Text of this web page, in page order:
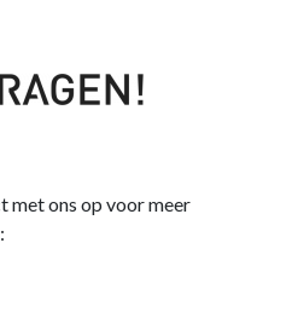
met ons op voor meer